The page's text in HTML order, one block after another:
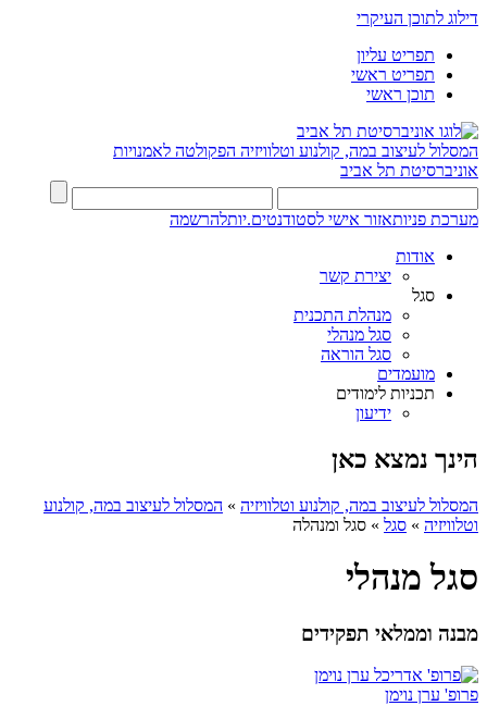
דילוג לתוכן העיקרי
תפריט עליון
תפריט ראשי
תוכן ראשי
המסלול לעיצוב במה, קולנוע וטלוויזיה הפקולטה לאמנויות
אוניברסיטת תל אביב
מערכת פניותאזור אישי לסטודנטים.יותלהרשמה
אודות
יצירת קשר
סגל
מנהלת התכנית
סגל מנהלי
סגל הוראה
מועמדים
תכניות לימודים
ידיעון
הינך נמצא כאן
המסלול לעיצוב במה, קולנוע וטלוויזיה » המסלול לעיצוב במה, קולנוע
וטלוויזיה » סגל » סגל ומנהלה
סגל מנהלי
מבנה וממלאי תפקידים
פרופ' ערן נוימן